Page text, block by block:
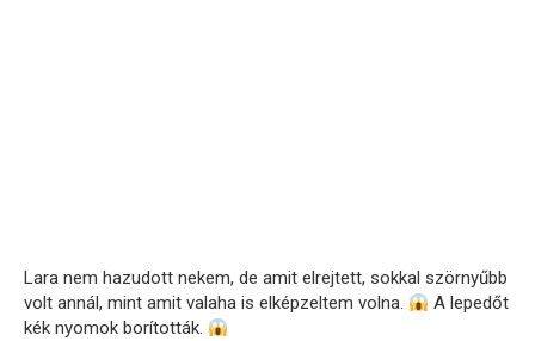
Lara nem hazudott nekem, de amit elrejtett, sokkal szörnyűbb
volt annál, mint amit valaha is elképzeltem volna.
A lepedőt
kék nyomok borították.